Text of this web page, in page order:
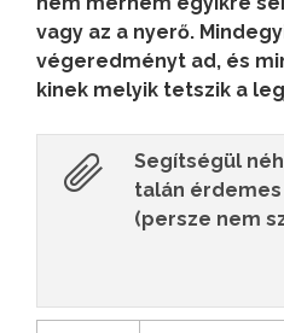
vagy az a nyerő.
végeredményt ad, és
kinek melyik tetszik a
Segítségül
talán
(persze nem